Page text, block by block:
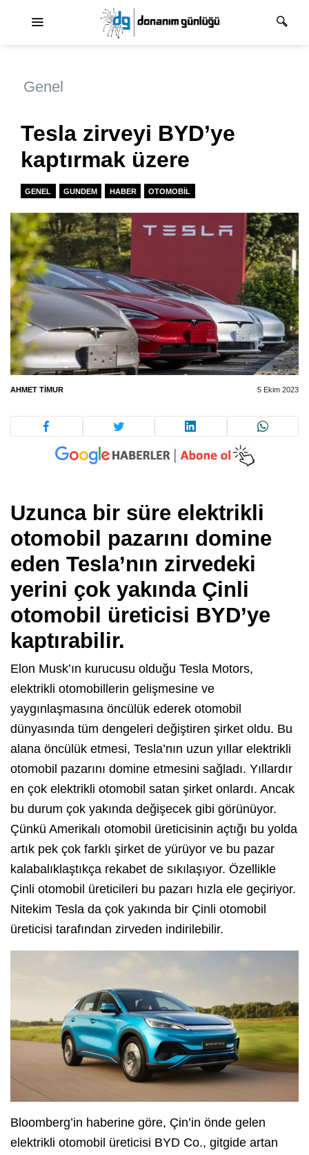
Genel
Tesla zirveyi BYD’ye
kaptırmak üzere
GENEL GUNDEM HABER OTOMOBIL
AHMET TIMUR 5 Ekim 2023
Uzunca bir süre elektrikli
otomobil pazarını domine
eden Tesla’nın zirvedeki
yerini çok yakında Çinli
otomobil üreticisi BYD’ye
kaptırabilir.
Elon Musk’ın kurucusu olduğu Tesla Motors,
elektrikli otomobillerin gelişmesine ve
yaygınlaşmasına öncülük ederek otomobil
dünyasında tüm dengeleri değiştiren şirket oldu. Bu
alana öncülük etmesi, Tesla’nın uzun yıllar elektrikli
otomobil pazarını domine etmesini sağladı. Yıllardır
en çok elektrikli otomobil satan şirket onlardı. Ancak
bu durum çok yakında değişecek gibi görünüyor.
Çünkü Amerikalı otomobil üreticisinin açtığı bu yolda
artık pek çok farklı şirket de yürüyor ve bu pazar
kalabalıklaştıkça rekabet de sıkılaşıyor. Özellikle
Çinli otomobil üreticileri bu pazarı hızla ele geçiriyor.
Nitekim Tesla da çok yakında bir Çinli otomobil
üreticisi tarafından zirveden indirilebilir.
Bloomberg’in haberine göre, Çin’in önde gelen
elektrikli otomobil üreticisi BYD Co., gitgide artan